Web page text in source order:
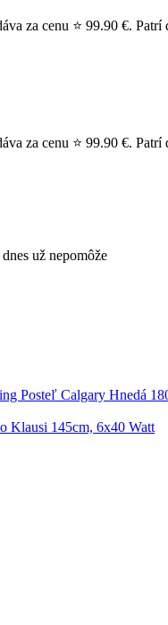
za cenu ⭐ 99.90 €.
za cenu ⭐ 99.90 €.
už nepomôže
Posteľ Calgary Hnedá
Klausi 145cm, 6x40 Watt